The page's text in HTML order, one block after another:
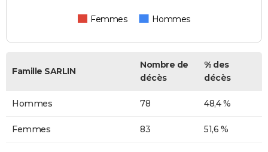
Femmes Hommes
Famille SARLIN
Nombre de
décès
% des
décès
Hommes 78 48,4 %
Femmes 83 51,6 %